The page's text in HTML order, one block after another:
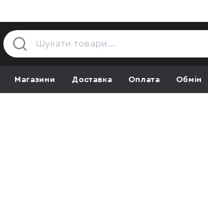
Магазини Доставка Оплата Обмін